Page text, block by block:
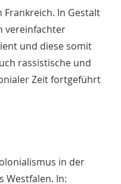
In Gestalt
vereinfachter
und diese somit
rassistische und
Zeit fortgeführt
in der
Westfalen. In: